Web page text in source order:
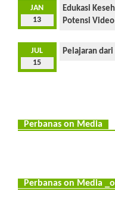
JAN
13
Edukasi
Potensi
JUL
15
Pelajaran
Perbanas on Media
Perbanas on Media